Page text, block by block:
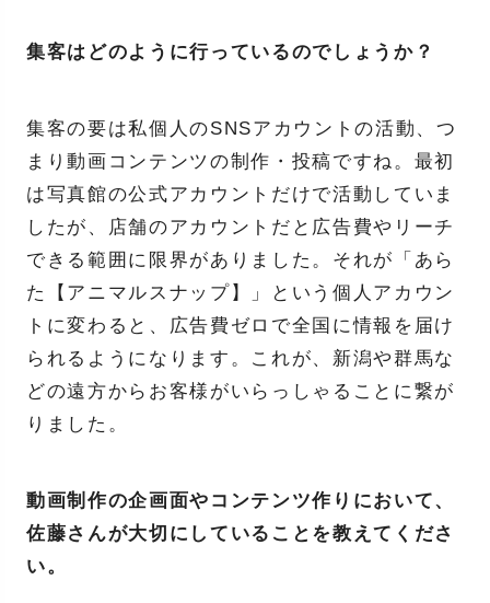
集客はどのように行っているのでしょうか？
集客の要は私個人のSNSアカウントの活動、つ
まり動画コンテンツの制作・投稿ですね。最初
は写真館の公式アカウントだけで活動していま
したが、店舗のアカウントだと広告費やリーチ
できる範囲に限界がありました。それが「あら
た【アニマルスナップ】」という個人アカウン
トに変わると、広告費ゼロで全国に情報を届け
られるようになります。これが、新潟や群馬な
どの遠方からお客様がいらっしゃることに繋が
りました。
動画制作の企画面やコンテンツ作りにおいて、
佐藤さんが大切にしていることを教えてくださ
い。